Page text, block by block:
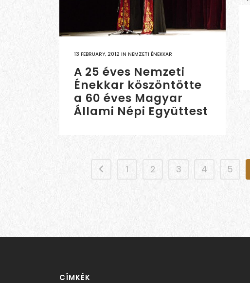
13 FEBRUARY, 2012 IN NEMZETI ÉNEKKAR
A 25 éves Nemzeti
Énekkar köszöntötte
a 60 éves Magyar
Állami Népi Együttest
1 2 3 4 5
CÍMKÉK